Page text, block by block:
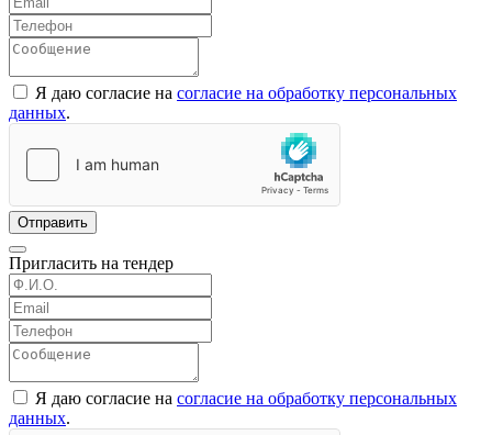
Я даю согласие на согласие на обработку персональных
данных.
Отправить
Пригласить на тендер
Я даю согласие на согласие на обработку персональных
данных.